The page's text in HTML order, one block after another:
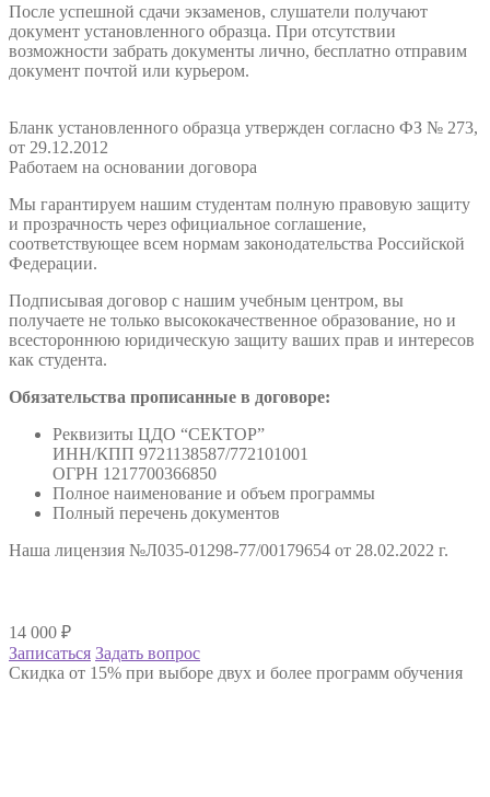
После успешной сдачи экзаменов, слушатели получают
документ установленного образца. При отсутствии
возможности забрать документы лично, бесплатно отправим
документ почтой или курьером.
Бланк установленного образца утвержден согласно ФЗ № 273,
от 29.12.2012
Работаем на основании договора
Мы гарантируем нашим студентам полную правовую защиту
и прозрачность через официальное соглашение,
соответствующее всем нормам законодательства Российской
Федерации.
Подписывая договор с нашим учебным центром, вы
получаете не только высококачественное образование, но и
всестороннюю юридическую защиту ваших прав и интересов
как студента.
Обязательства прописанные в договоре:
Реквизиты ЦДО “СЕКТОР”
ИНН/КПП 9721138587/772101001
ОГРН 1217700366850
Полное наименование и объем программы
Полный перечень документов
Наша лицензия №Л035-01298-77/00179654 от 28.02.2022 г.
14 000 ₽
Записаться Задать вопрос
Скидка от 15% при выборе двух и более программ обучения